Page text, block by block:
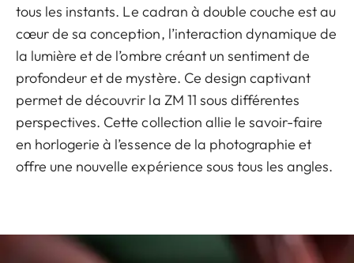
tous les instants. Le cadran à double couche est au
cœur de sa conception, l’interaction dynamique de
la lumière et de l’ombre créant un sentiment de
profondeur et de mystère. Ce design captivant
permet de découvrir la ZM 11 sous différentes
perspectives. Cette collection allie le savoir-faire
en horlogerie à l’essence de la photographie et
offre une nouvelle expérience sous tous les angles.